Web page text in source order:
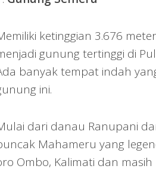
ketinggian 3.676
gunung tertinggi di
banyak tempat indah
ini.
dari danau Ranupani
Mahameru yang
Ombo, Kalimati dan masih